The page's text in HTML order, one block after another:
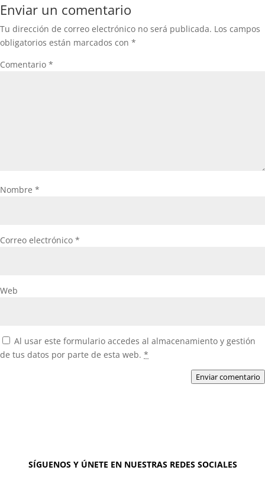
Enviar un comentario
Tu dirección de correo electrónico no será publicada. Los campos
obligatorios están marcados con *
Comentario *
Nombre *
Correo electrónico *
Web
Al usar este formulario accedes al almacenamiento y gestión
de tus datos por parte de esta web. *
Enviar comentario
SÍGUENOS Y ÚNETE EN NUESTRAS REDES SOCIALES